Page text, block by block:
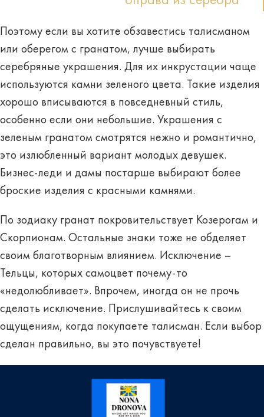
Поэтому если вы хотите обзавестись талисманом
или оберегом с гранатом, лучше выбирать
серебряные украшения. Для их инкрустации чаще
используются камни зеленого цвета. Такие изделия
хорошо вписываются в повседневный стиль,
особенно если они небольшие. Украшения с
зеленым гранатом смотрятся нежно и романтично,
это излюбленный вариант молодых девушек.
Бизнес-леди и дамы постарше выбирают более
броские изделия с красными камнями.
По зодиаку гранат покровительствует Козерогам и
Скорпионам. Остальные знаки тоже не обделяет
своим благотворным влиянием. Исключение –
Тельцы, которых самоцвет почему-то
«недолюбливает». Впрочем, иногда он не прочь
сделать исключение. Прислушивайтесь к своим
ощущениям, когда покупаете талисман. Если выбор
сделан правильно, вы это почувствуете!